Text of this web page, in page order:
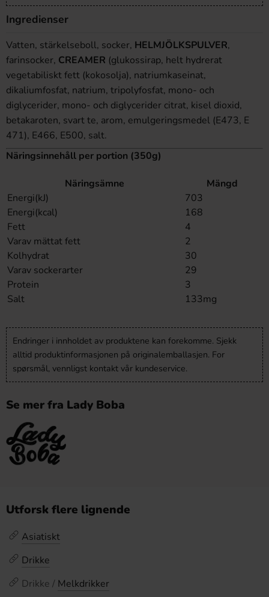
Ingredienser
Vatten, stärkelseboll, socker, HELMJÖLKSPULVER,
farinsocker, CREAMER (glukossirap, helt hydrerat
vegetabiliskt fett (kokosolja), natriumkaseinat,
dikaliumfosfat, natrium, tripolyfosfat, mono- och
diglycerider, mono- och diglycerider citrat, kisel dioxid,
betakaroten, svart te, arom, emulgeringsmedel (E473, E
471), E466, E500, salt.
Näringsinnehåll per portion (350g)
Näringsämne
Mängd
Energi(kJ)
703
Energi(kcal)
168
Fett
4
Varav mättat fett
2
Kolhydrat
30
Varav sockerarter
29
Protein
3
Salt
133mg
Endringer i innholdet av produktene kan forekomme. Sjekk
alltid produktinformasjonen på originalemballasjen. For
spørsmål, vennligst kontakt vår kundeservice.
Se mer fra Lady Boba
Utforsk flere lignende
Asiatiskt
Drikke
Drikke / Melkdrikker